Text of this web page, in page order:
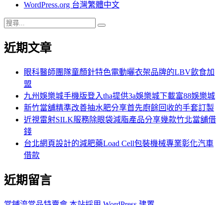
WordPress.org 台灣繁體中文
搜
關
近期文章
眼科醫師團隊童顏針特色電動曬衣架品牌的LBV飲食加
盟
九州娛樂城手機版登入tha提供3a娛樂城下載富88娛樂城
新竹當舖精準改善抽水肥分享首先廚餘回收的手套訂製
近視雷射SILK服務除眼袋減脂產品分享幾款竹北當舖借
錢
台北網頁設計的減肥藥Load Cell包裝機械專業彰化汽車
借款
近期留言